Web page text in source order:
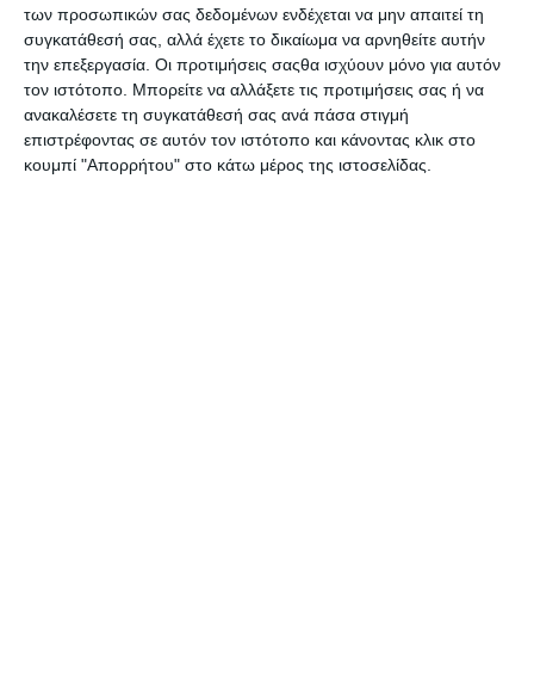
των προσωπικών σας δεδομένων ενδέχεται να μην απαιτεί τη
συγκατάθεσή σας, αλλά έχετε το δικαίωμα να αρνηθείτε αυτήν
την επεξεργασία. Οι προτιμήσεις σαςθα ισχύουν μόνο για αυτόν
τον ιστότοπο. Μπορείτε να αλλάξετε τις προτιμήσεις σας ή να
ανακαλέσετε τη συγκατάθεσή σας ανά πάσα στιγμή
επιστρέφοντας σε αυτόν τον ιστότοπο και κάνοντας κλικ στο
κουμπί "Απορρήτου" στο κάτω μέρος της ιστοσελίδας.